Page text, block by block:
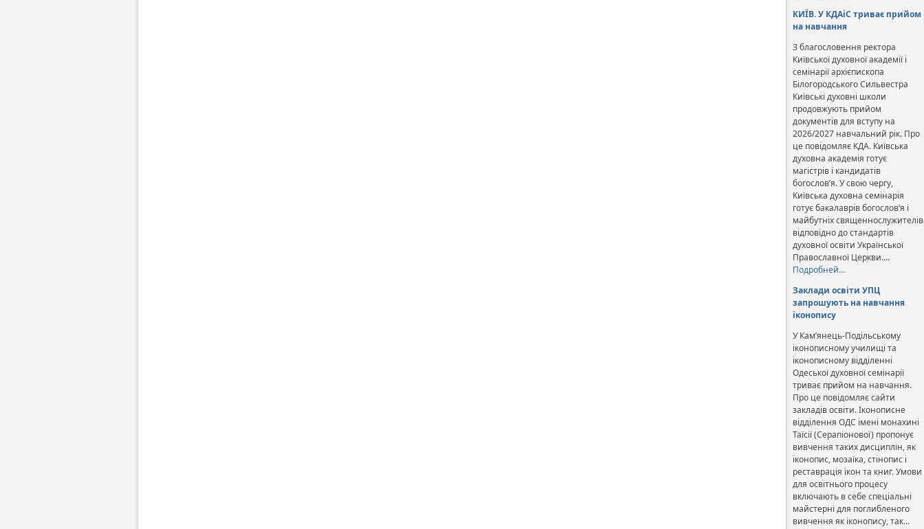
КИЇВ. У КДАіС триває прийом
на навчання
З благословення ректора
Київської духовної академії і
семінарії архієпископа
Білогородського Сильвестра
Київські духовні школи
продовжують прийом
документів для вступу на
2026/2027 навчальний рік. Про
це повідомляє КДА. Київська
духовна академія готує
магістрів і кандидатів
богослов’я. У свою чергу,
Київська духовна семінарія
готує бакалаврів богослов’я і
майбутніх священнослужителів
відповідно до стандартів
духовної освіти Української
Православної Церкви….
Подробней…
Заклади освіти УПЦ
запрошують на навчання
іконопису
У Кам’янець-Подільському
іконописному училищі та
іконописному відділенні
Одеської духовної семінарії
триває прийом на навчання.
Про це повідомляє сайти
закладів освіти. Іконописне
відділення ОДС імені монахині
Таїсії (Серапіонової) пропонує
вивчення таких дисциплін, як
іконопис, мозаїка, стінопис і
реставрація ікон та книг. Умови
для освітнього процесу
включають в себе спеціальні
майстерні для поглибленого
вивчення як іконопису, так…